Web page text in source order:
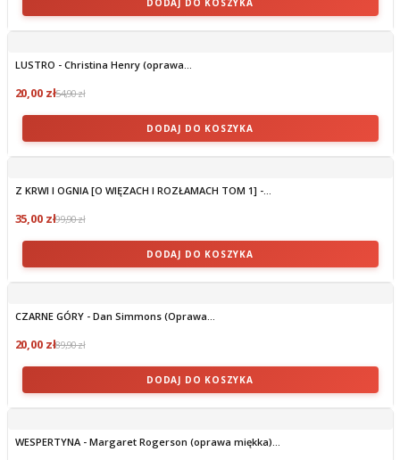
LUSTRO - Christina Henry (oprawa...
20,00 zł54,90 zł
DODAJ DO KOSZYKA
Z KRWI I OGNIA [O WIĘZACH I ROZŁAMACH TOM 1] -...
35,00 zł99,90 zł
DODAJ DO KOSZYKA
CZARNE GÓRY - Dan Simmons (Oprawa...
20,00 zł89,90 zł
DODAJ DO KOSZYKA
WESPERTYNA - Margaret Rogerson (oprawa miękka)...